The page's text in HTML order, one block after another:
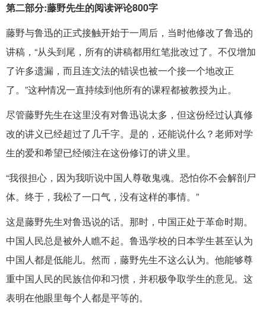
第二部分:藤野先生的阅读评论800字
藤野与鲁迅的正式接触开始于一周后，当时他修改了鲁迅的
讲稿，“从头到尾，所有的讲稿都用红笔批改过了。不仅增加
了许多遗漏，而且连文法的错误也被一个接一个地改正
了。”这种情况一直持续到他所有的课程都被教授为止。
尽管藤野先生在这里没有对鲁迅说太多，但这份经过认真修
改的讲义已经超过了几千字。是的，还能说什么？老师对学
生的爱和希望已经倾注在这份修订的讲义里。
“我很担心，因为我听说中国人尊敬鬼魂。恐怕你不会解剖尸
体。终于，我松了一口气，没有这样的事情。”
这是藤野先生对鲁迅说的话。那时，中国正处于革命时期。
中国人民总是被外人瞧不起。鲁迅学校的日本学生甚至认为
中国人都是低能儿。然而，藤野先生不这么认为。他能够尊
重中国人民的民族信仰和习惯，并积极争取学生的意见。这
表明在他眼里每个人都是平等的。